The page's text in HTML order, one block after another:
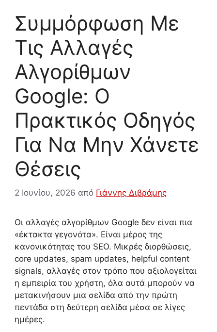
Συμμόρφωση Με
Τις Αλλαγές
Αλγορίθμων
Google: Ο
Πρακτικός Οδηγός
Για Να Μην Χάνετε
Θέσεις
2 Ιουνίου, 2026 από Γιάννης Διβράμης
Οι αλλαγές αλγορίθμων Google δεν είναι πια
«έκτακτα γεγονότα». Είναι μέρος της
κανονικότητας του SEO. Μικρές διορθώσεις,
core updates, spam updates, helpful content
signals, αλλαγές στον τρόπο που αξιολογείται
η εμπειρία του χρήστη, όλα αυτά μπορούν να
μετακινήσουν μια σελίδα από την πρώτη
πεντάδα στη δεύτερη σελίδα μέσα σε λίγες
ημέρες.